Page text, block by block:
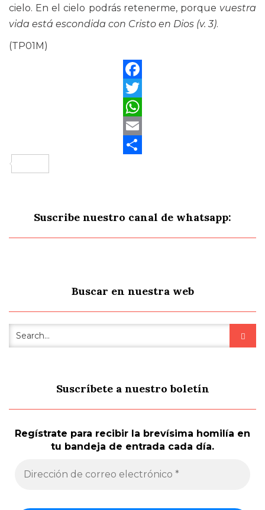
cielo. En el cielo podrás retenerme, porque vuestra
vida está escondida con Cristo en Dios (v. 3).
(TP01M)
Facebook
Twitter
WhatsApp
Email
Suscribe nuestro canal de whatsapp:
Buscar en nuestra web
Suscríbete a nuestro boletín
Regístrate para recibir la brevísima homilía en
tu bandeja de entrada cada día.